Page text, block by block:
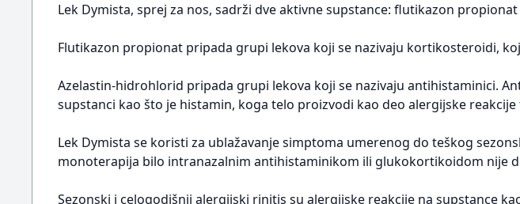
Lek Dymista, sprej za nos, sadrži dve aktivne supstance: flutikazon
Flutikazon propionat pripada grupi lekova koji se nazivaju kortikosteroidi,
Azelastin-hidrohlorid pripada grupi lekova koji se nazivaju antihistaminici.
supstanci kao što je histamin, koga telo proizvodi kao deo alergijske
Lek Dymista se koristi za ublažavanje simptoma umerenog do teškog
monoterapija bilo intranazalnim antihistaminikom ili glukokortikoidom nije
Sezonski i celogodišnji alergijski rinitis su alergijske reakcije na supstance